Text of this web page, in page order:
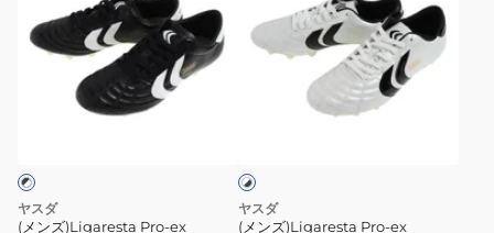
Pro-
ex2
ズ)Ligaresta
Pro-
F20.002.0001
ヤスダ
(メンズ)Ligaresta Pro-ex
ズ)Ligaresta
Pro-
F20.002.0100
ホ
ラ
ヤスダ
(メンズ)Ligaresta Pro-ex